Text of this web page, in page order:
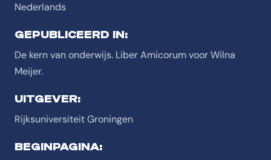
Nederlands
GEPUBLICEERD IN:
De kern van onderwijs. Liber Amicorum voor Wilna
Meijer.
UITGEVER:
Rijksuniversiteit Groningen
BEGINPAGINA: